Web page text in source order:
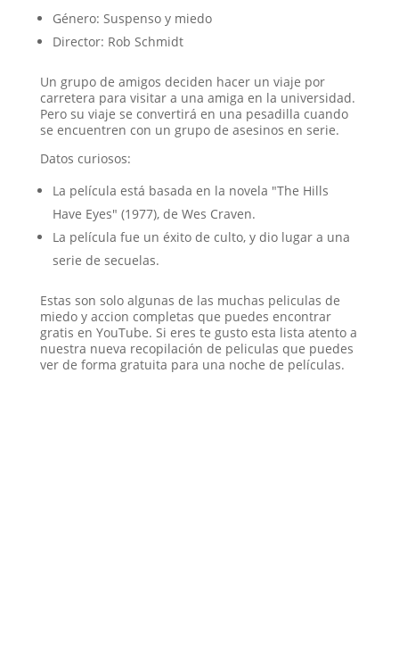
Género: Suspenso y miedo
Director: Rob Schmidt
Un grupo de amigos deciden hacer un viaje por
carretera para visitar a una amiga en la universidad.
Pero su viaje se convertirá en una pesadilla cuando
se encuentren con un grupo de asesinos en serie.
Datos curiosos:
La película está basada en la novela "The Hills
Have Eyes" (1977), de Wes Craven.
La película fue un éxito de culto, y dio lugar a una
serie de secuelas.
Estas son solo algunas de las muchas peliculas de
miedo y accion completas que puedes encontrar
gratis en YouTube. Si eres te gusto esta lista atento a
nuestra nueva recopilación de peliculas que puedes
ver de forma gratuita para una noche de películas.